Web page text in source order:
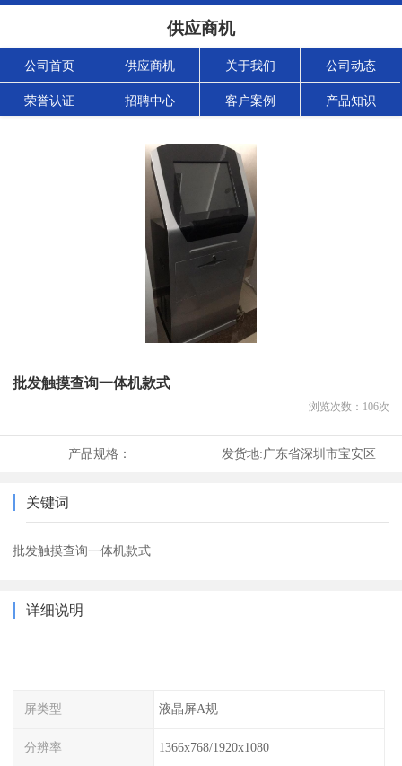
供应商机
公司首页 供应商机 关于我们 公司动态
荣誉认证 招聘中心 客户案例 产品知识
批发触摸查询一体机款式
浏览次数： 106次
产品规格： 发货地:广东省深圳市宝安区
关键词
批发触摸查询一体机款式
详细说明
屏类型 液晶屏A规
分辨率 1366x768/1920x1080